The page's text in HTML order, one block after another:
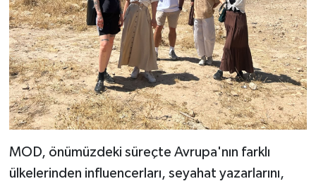
MOD, önümüzdeki süreçte Avrupa'nın farklı
ülkelerinden influencerları, seyahat yazarlarını,